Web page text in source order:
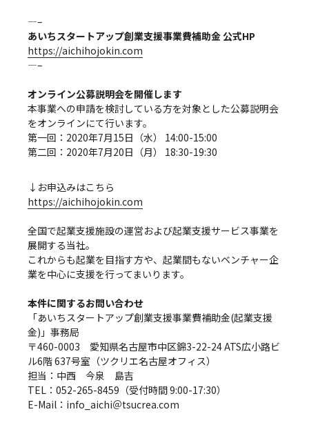
—–
あいちスタートアップ創業支援事業費補助金 公式HP
https://aichihojokin.com
—–
オンライン公募説明会を開催します
本事業への申請を検討している方を対象とした公募説明会
をオンラインにて行います。
第一回：2020年7月15日（水） 14:00-15:00
第二回：2020年7月20日（月） 18:30-19:30
↓お申込みはこちら
https://aichihojokin.com
全国で起業支援施設の運営および起業支援サービス事業を
展開する当社。
これからも起業を目指す方や、起業間もないベンチャー企
業を中心に支援を行ってまいります。
本件に関するお問い合わせ
「あいちスタートアップ創業支援事業費補助金(起業支援
金)」事務局
〒460-0003 愛知県名古屋市中区錦3-22-24 ATS広小路ビ
ル6階 637号室（ツクリエ名古屋オフィス）
担当：中西 今泉 島吉
TEL：052-265-8459（受付時間 9:00-17:30）
E-Mail：info_aichi＠tsucrea.com